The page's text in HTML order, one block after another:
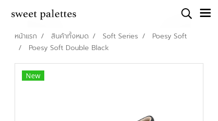
หน้าแรก สินค้าทั้งหมด Soft Series
Poesy Soft
Poesy Soft Double Black
New